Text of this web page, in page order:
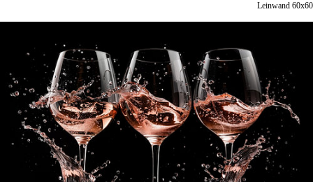
Leinwand 60x60